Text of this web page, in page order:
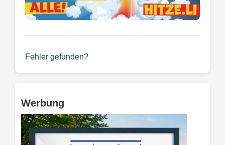
Fehler gefunden?
Werbung